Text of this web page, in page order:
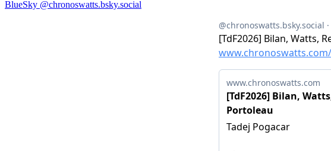
BlueSky @chronoswatts.bsky.social